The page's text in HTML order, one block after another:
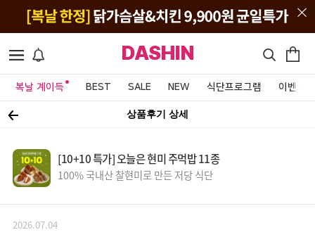
DASHIN
복날 계이득 BEST SALE NEW 식단프로그램 이벤트&
상품후기 상세
[10+10 특가] 오늘은 현미 주먹밥 11종
100% 국내산 찰현미로 만든 저당 식단
2026.07.04